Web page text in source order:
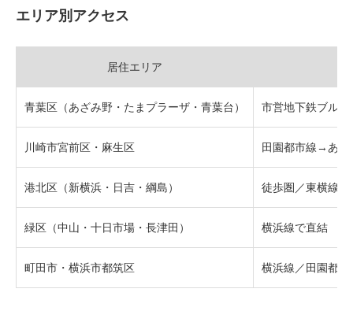
エリア別アクセス
居住エリア
青葉区（あざみ野・たまプラーザ・青葉台） 市営地下鉄ブル
川崎市宮前区・麻生区 田園都市線→あざ
港北区（新横浜・日吉・綱島） 徒歩圏／東横線・
緑区（中山・十日市場・長津田） 横浜線で直結
町田市・横浜市都筑区 横浜線／田園都